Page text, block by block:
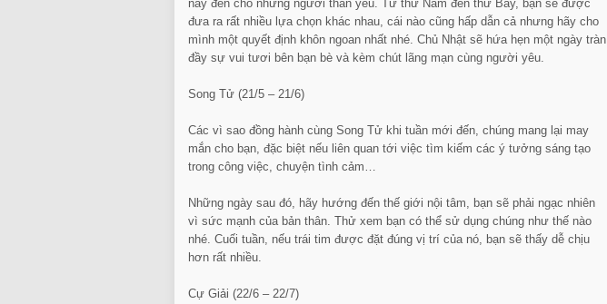
này đến cho những người thân yêu. Từ thứ Năm đến thứ Bảy, bạn sẽ được
đưa ra rất nhiều lựa chọn khác nhau, cái nào cũng hấp dẫn cả nhưng hãy cho
mình một quyết định khôn ngoan nhất nhé. Chủ Nhật sẽ hứa hẹn một ngày tràn
đầy sự vui tươi bên bạn bè và kèm chút lãng mạn cùng người yêu.
Song Tử (21/5 – 21/6)
Các vì sao đồng hành cùng Song Tử khi tuần mới đến, chúng mang lại may
mắn cho bạn, đặc biệt nếu liên quan tới việc tìm kiếm các ý tưởng sáng tạo
trong công việc, chuyện tình cảm…
Những ngày sau đó, hãy hướng đến thế giới nội tâm, bạn sẽ phải ngạc nhiên
vì sức mạnh của bản thân. Thử xem bạn có thể sử dụng chúng như thế nào
nhé. Cuối tuần, nếu trái tim được đặt đúng vị trí của nó, bạn sẽ thấy dễ chịu
hơn rất nhiều.
Cự Giải (22/6 – 22/7)